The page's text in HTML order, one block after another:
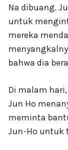
Na dibuang.
untuk
mereka
bahwa dia
Di malam
Jun Ho
meminta
Jun-Ho untuk